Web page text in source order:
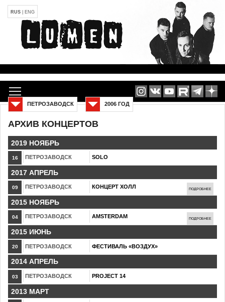
RUS ENG
АРХИВ КОНЦЕРТОВ
2006 ГОД
ПЕТРОЗАВОДСК
2019 НОЯБРЬ
16 ПЕТРОЗАВОДСК SOLO
2017 АПРЕЛЬ
09 ПЕТРОЗАВОДСК КОНЦЕРТ ХОЛЛ ПОДРОБНЕЕ
2015 НОЯБРЬ
04 ПЕТРОЗАВОДСК AMSTERDAM ПОДРОБНЕЕ
2015 ИЮНЬ
20 ПЕТРОЗАВОДСК ФЕСТИВАЛЬ «ВОЗДУХ»
2014 АПРЕЛЬ
03 ПЕТРОЗАВОДСК PROJECT 14
2013 МАРТ